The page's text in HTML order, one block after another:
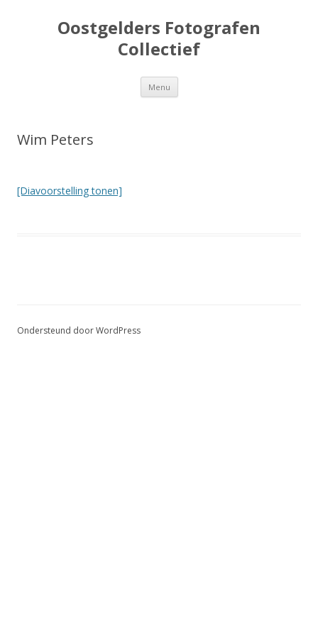
Oostgelders Fotografen
Collectief
Menu Spring
inhoud
Wim Peters
[Diavoorstelling tonen]
Ondersteund door WordPress